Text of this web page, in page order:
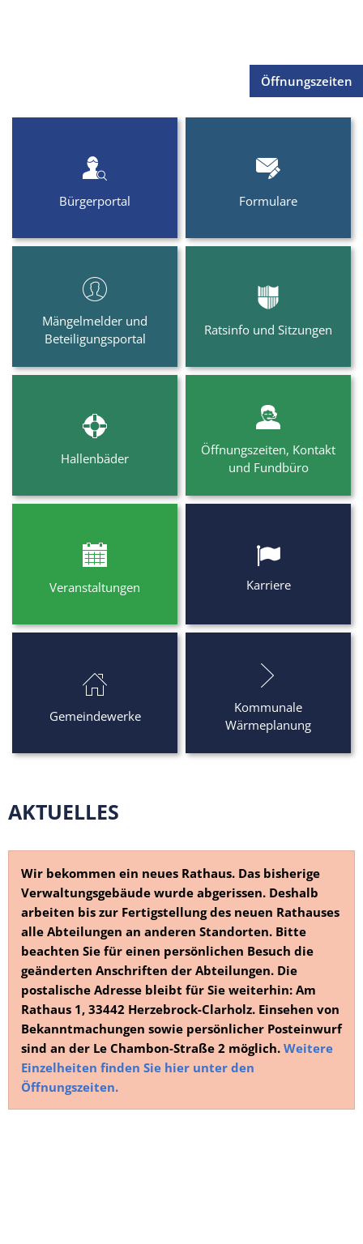
Öffnungszeiten
Herzebrock-
Bürgerportal Formulare
Mängelmelder und
Beteiligungsportal
Ratsinfo und Sitzungen
Hallenbäder
Öffnungszeiten, Kontakt
und Fundbüro
Veranstaltungen Karriere
Gemeindewerke
Kommunale
Wärmeplanung
AKTUELLES
Wir bekommen ein neues Rathaus. Das bisherige
Verwaltungsgebäude wurde abgerissen. Deshalb
arbeiten bis zur Fertigstellung des neuen Rathauses
alle Abteilungen an anderen Standorten. Bitte
beachten Sie für einen persönlichen Besuch die
geänderten Anschriften der Abteilungen. Die
postalische Adresse bleibt für Sie weiterhin: Am
Rathaus 1, 33442 Herzebrock-Clarholz. Einsehen von
Bekanntmachungen sowie persönlicher Posteinwurf
sind an der Le Chambon-Straße 2 möglich. Weitere
Einzelheiten finden Sie hier unter den
Öffnungszeiten.